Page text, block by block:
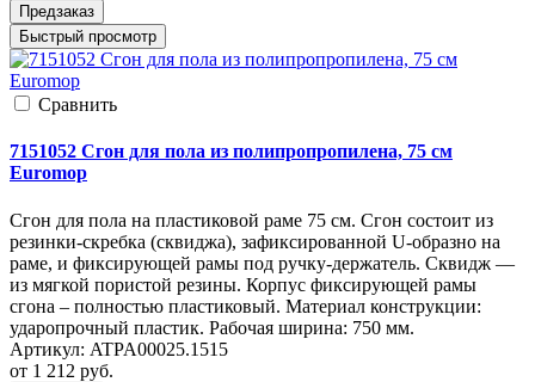
Предзаказ
Быстрый просмотр
Cравнить
7151052 Сгон для пола из полипропропилена, 75 см
Euromop
Сгон для пола на пластиковой раме 75 см. Сгон состоит из
резинки-скребка (сквиджа), зафиксированной U-образно на
раме, и фиксирующей рамы под ручку-держатель. Сквидж —
из мягкой пористой резины. Корпус фиксирующей рамы
сгона – полностью пластиковый. Материал конструкции:
ударопрочный пластик. Рабочая ширина: 750 мм.
Артикул: ATPA00025.1515
от 1 212 руб.